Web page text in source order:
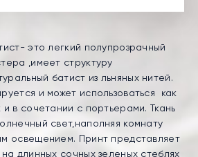
это легкий полупрозрачный
,имеет структуру
батист из льняных нитей.
и может использоваться как
и в сочетании с портьерами. Ткань
свет,наполняя комнату
освещением. Принт представляет
длинных сочных зеленых стеблях